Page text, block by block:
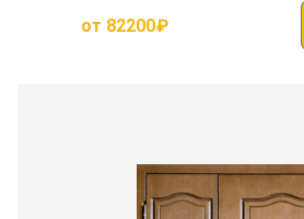
от 82200₽